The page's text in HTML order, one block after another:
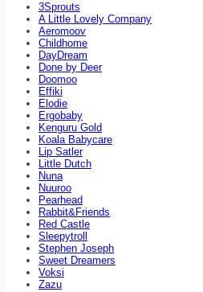
3Sprouts
A Little Lovely Company
Aeromoov
Childhome
DayDream
Done by Deer
Doomoo
Effiki
Elodie
Ergobaby
Kenguru Gold
Koala Babycare
Lip Satler
Little Dutch
Nuna
Nuuroo
Pearhead
Rabbit&Friends
Red Castle
Sleepytroll
Stephen Joseph
Sweet Dreamers
Voksi
Zazu